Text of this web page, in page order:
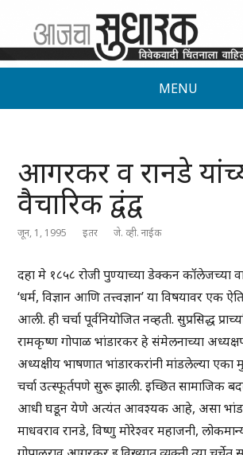
MENU
आगरकर व रानडे
वैचारिक द्वंद्व
जून, 1, 1995 इतर जे. व्ही. नाईक
दहा मे १८५८ रोजी पुण्याच्या डेक्कन कॉलेजच्या
‘धर्म, विज्ञान आणि तत्त्वज्ञान’ या विषयावर एक
आली. ही चर्चा पूर्वनियोजित नव्हती. सुप्रसिद्ध
रामकृष्ण गोपाळ भांडारकर हे संमेलनाच्या
अध्यक्षीय भाषणात भांडारकरांनी मांडलेल्या एका
चर्चा उत्स्फूर्तपणे सुरू झाली. इच्छित सामाजिक
आधी घडून येणे अत्यंत आवश्यक आहे, असा
माधवराव रानडे, विष्णु मोरेश्वर महाजनी,